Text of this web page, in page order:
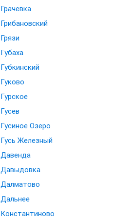
Грачевка
Грибановский
Грязи
Губаха
Губкинский
Гуково
Гурское
Гусев
Гусиное Озеро
Гусь Железный
Давенда
Давыдовка
Далматово
Дальнее
Константиново